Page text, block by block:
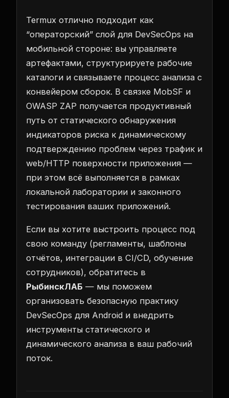
Termux отлично подходит как
“операторский” слой для DevSecOps на
мобильной стороне: вы управляете
артефактами, структурируете рабочие
каталоги и связываете процесс анализа с
конвейером сборок. В связке MobSF и
OWASP ZAP получается продуктивный
путь от статического обнаружения
индикаторов риска к динамическому
подтверждению проблем через трафик и
web/HTTP поверхности приложения —
при этом всё выполняется в рамках
локальной лаборатории и законного
тестирования ваших приложений.
Если вы хотите выстроить процесс под
свою команду (регламенты, шаблоны
отчётов, интеграции в CI/CD, обучение
сотрудников), обратитесь в
РыбинскЛАБ — мы поможем
организовать безопасную практику
DevSecOps для Android и внедрить
инструменты статического и
динамического анализа в ваш рабочий
поток.